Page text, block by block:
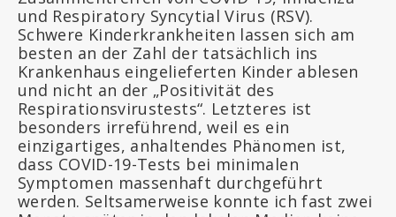
und Respiratory Syncytial Virus (RSV).
Schwere Kinderkrankheiten lassen sich am
besten an der Zahl der tatsächlich ins
Krankenhaus eingelieferten Kinder ablesen
und nicht an der „Positivität des
Respirationsvirustests“. Letzteres ist
besonders irreführend, weil es ein
einzigartiges, anhaltendes Phänomen ist,
dass COVID-19-Tests bei minimalen
Symptomen massenhaft durchgeführt
werden. Seltsamerweise konnte ich fast zwei